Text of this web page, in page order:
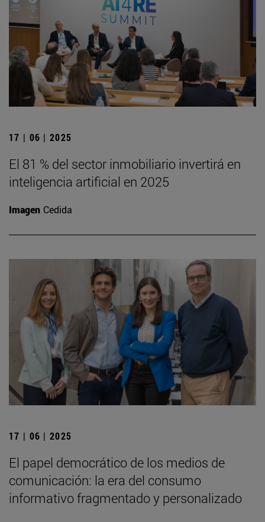
17 | 06 | 2025
El 81 % del sector inmobiliario invertirá en
inteligencia artificial en 2025
Imagen Cedida
17 | 06 | 2025
El papel democrático de los medios de
comunicación: la era del consumo
informativo fragmentado y personalizado